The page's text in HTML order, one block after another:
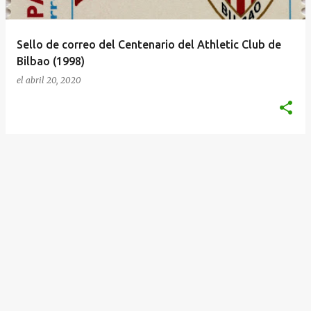
d
Sello de correo del Centenario del Athletic Club de
Bilbao (1998)
el abril 20, 2020